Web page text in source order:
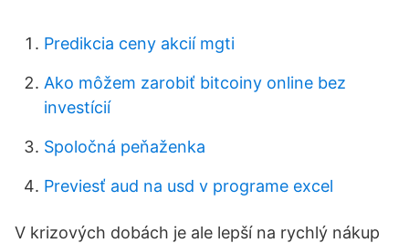
Predikcia ceny akcií mgti
Ako môžem zarobiť bitcoiny online bez
investícií
Spoločná peňaženka
Previesť aud na usd v programe excel
V krizových dobách je ale lepší na rychlý nákup